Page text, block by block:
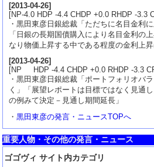
[2013-04-26]
[NP-4.0 HDP -4.4 CHDP +0.0 RHDP -3.3
・黒田東彦日銀総裁「ただちに名目金利
「日銀の長期国債購入により名目金利の
なり物価上昇する中である程度の金利上昇
[2013-04-26]
[NP HDP -4.4 CHDP +0.0 RHDP -3.3
・黒田東彦日銀総裁「ポートフォリオバ
く」「展望レポートは目標ではなく見通
の例みて決定－見通し期間延長」
・黒田東彦の発言・ニュースTOPへ
重要人物・その他の発言・ニュース
ゴゴヴィ サイト内カテゴリ